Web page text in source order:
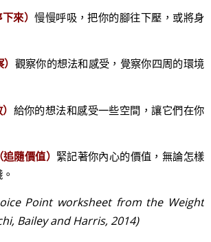
來）慢慢呼吸，把你的腳往下壓，或將身
觀察你的想法和感受，覺察你四周的環境
給你的想法和感受一些空間，讓它們在你
隨價值） 緊記著你內心的價值，無論怎樣
Point worksheet from the Weight
Bailey and Harris, 2014)